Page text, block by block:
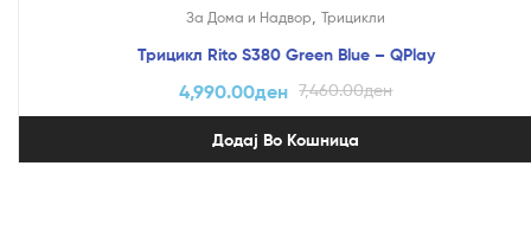
За Дома и Надвор, Трицикли
Трицикл Rito S380 Green Blue – QPlay
7,460.00ден
4,990.00ден
Додај Во Кошница